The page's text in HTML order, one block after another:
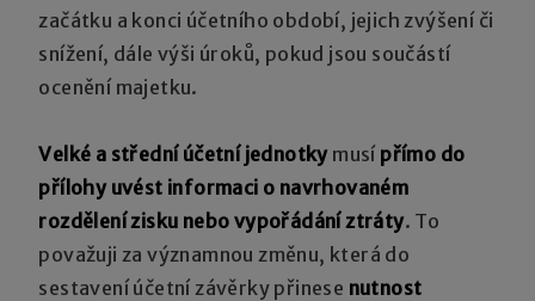
začátku a konci účetního období, jejich zvýšení či
snížení, dále výši úroků, pokud jsou součástí
ocenění majetku.
Velké a střední účetní jednotkymusí přímo do
přílohy uvést informaci o navrhovaném
rozdělení zisku nebo vypořádání ztráty. To
považuji za významnou změnu, která do
sestavení účetní závěrky přinese nutnost